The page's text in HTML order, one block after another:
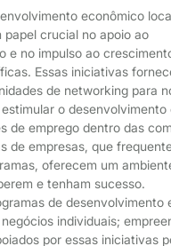
econômico
papel crucial no apoio ao
e no impulso ao
Essas iniciativas
de networking para
o desenvolvimento
de emprego dentro das
de empresas, que
oferecem um
e tenham sucesso.
de desenvolvimento
individuais;
por essas iniciativas